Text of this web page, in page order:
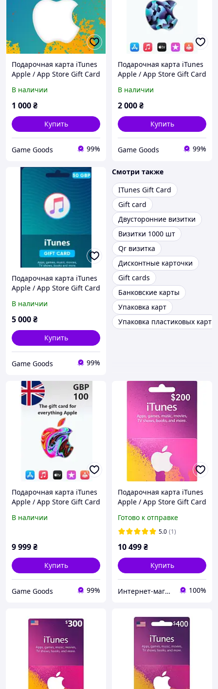
Подарочная карта iTunes
Apple / App Store Gift Card
В наличии
1 000₴
Купить
Game Goods 99%
Подарочная карта iTunes
Apple / App Store Gift Card
В наличии
2 000₴
Купить
Game Goods 99%
Подарочная карта iTunes
Apple / App Store Gift Card
В наличии
5 000₴
Купить
Game Goods 99%
Смотри также
ITunes Gift Card
Gift card
Двусторонние визитки
Визитки 1000 шт
Qr визитка
Дисконтные карточки
Gift cards
Банковские карты
Упаковка карт
Упаковка пластиковых карт
Подарочная карта iTunes
Apple / App Store Gift Card
В наличии
9 999₴
Купить
Game Goods 99%
Подарочная карта iTunes
Apple / App Store Gift Card
Готово к отправке
5.0 (1)
10 499₴
Купить
Интернет-магазин "KeyStoreGame" 100%